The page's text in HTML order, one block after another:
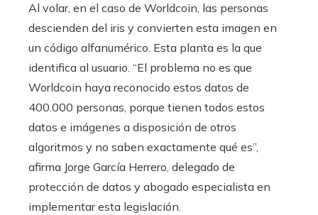
Al volar, en el caso de Worldcoin, las personas
descienden del iris y convierten esta imagen en
un código alfanumérico. Esta planta es la que
identifica al usuario. “El problema no es que
Worldcoin haya reconocido estos datos de
400.000 personas, porque tienen todos estos
datos e imágenes a disposición de otros
algoritmos y no saben exactamente qué es”,
afirma Jorge García Herrero, delegado de
protección de datos y abogado especialista en
implementar esta legislación.